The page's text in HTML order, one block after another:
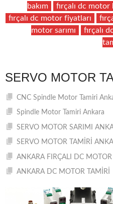
bakım
fırçalı dc motor
fırçalı dc motor fiyatları
motor sarımı
fırçalı
SERVO MOTOR
CNC Spindle Motor Tamiri
Spindle Motor Tamiri Ankara
SERVO MOTOR SARIMI
SERVO MOTOR TAMİRİ
ANKARA FIRÇALI DC MOTOR
ANKARA DC MOTOR TAMİRİ